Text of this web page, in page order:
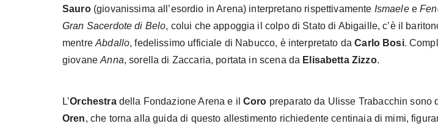
Sauro(giovanissima all’esordio in Arena) interpretano rispettivamente Ismaelee
Gran Sacerdote di Belo, colui che appoggia il colpo di Stato di Abigaille, c’è il
mentreAbdallo, fedelissimo ufficiale di Nabucco, è interpretato daCarlo Bosi.
giovaneAnna, sorella di Zaccaria, portata in scena da Elisabetta Zizzo.
L’Orchestradella Fondazione Arena e ilCoro preparato da Ulisse Trabacchin sono
Oren, che torna alla guida di questo allestimento richiedente centinaia di mimi,